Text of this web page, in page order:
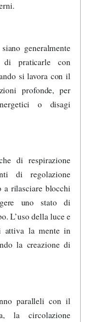
generalmente
di praticarle con
si lavora con il
profonde, per
o disagi
di respirazione
di regolazione
a rilasciare blocchi
uno stato di
L’uso della luce e
attiva la mente in
la creazione di
paralleli con il
la circolazione